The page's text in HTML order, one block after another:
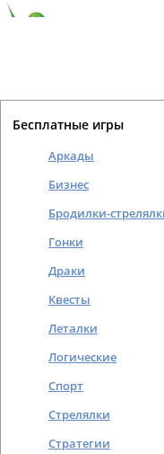
Бесплатные игры
Аркады
Бизнес
Бродилки-
Гонки
Драки
Квесты
Леталки
Логические
Спорт
Стрелялки
Стратегии